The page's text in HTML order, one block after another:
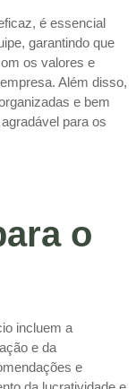
é essencial
garantindo que
os valores e
Além disso,
e bem
para os
o
incluem a
e da
e